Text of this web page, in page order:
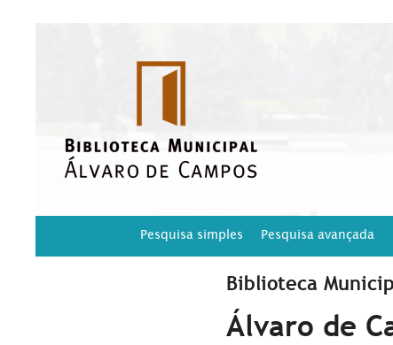
Pesquisa simples Pesquisa avançada
Biblioteca
Álvaro de